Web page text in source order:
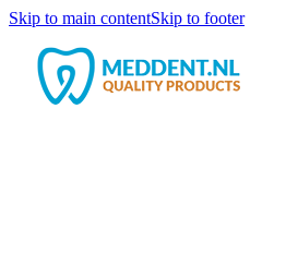
Skip to main contentSkip to footer